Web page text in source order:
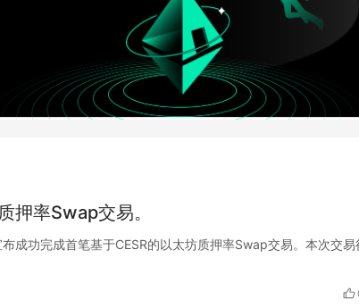
押率Swap交易。
功完成首笔基于CESR的以太坊质押率Swap交易。本次交易